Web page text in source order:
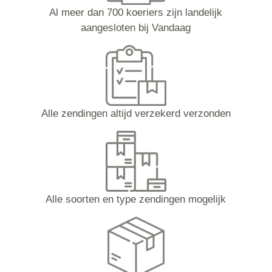
Al meer dan 700 koeriers zijn landelijk
aangesloten bij Vandaag
Alle zendingen altijd verzekerd verzonden
Alle soorten en type zendingen mogelijk